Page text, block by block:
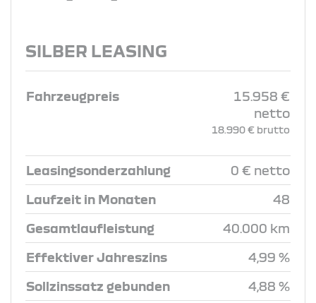
SILBER LEASING
Fahrzeugpreis
15.958 €
netto
18.990 € brutto
Leasingsonderzahlung 0 € netto
Laufzeit in Monaten 48
Gesamtlaufleistung 40.000 km
Effektiver Jahreszins 4,99 %
Sollzinssatz gebunden 4,88 %